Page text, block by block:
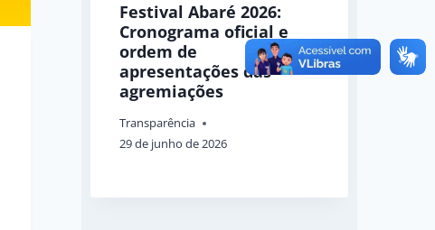
Festival Abaré 2026:
Cronograma oficial e
ordem de
apresentações das
agremiações
Transparência
29 de junho de 2026